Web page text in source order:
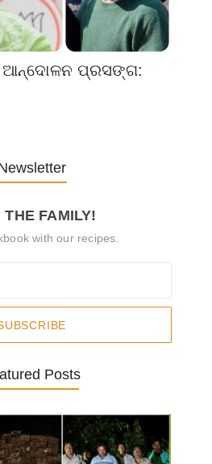
ଆନ୍ଦୋଳନ ପ୍ରସଙ୍ଗ:
THE FAMILY!
with our recipes.
Posts